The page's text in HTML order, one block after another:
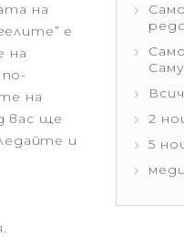
на
е
на
на
вас ще
и
2
5